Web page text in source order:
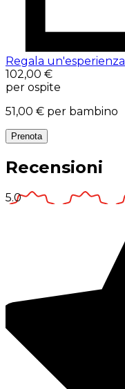
Regala un'esperienza
102,00 €
per ospite
51,00 € per bambino
Prenota
Recensioni
5.0